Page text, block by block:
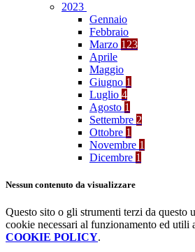
2023
Gennaio
Febbraio
Marzo 123
Aprile
Maggio
Giugno 1
Luglio 4
Agosto 1
Settembre 2
Ottobre 1
Novembre 1
Dicembre 1
Nessun contenuto da visualizzare
Questo sito o gli strumenti terzi da questo
cookie necessari al funzionamento ed utili
COOKIE POLICY.